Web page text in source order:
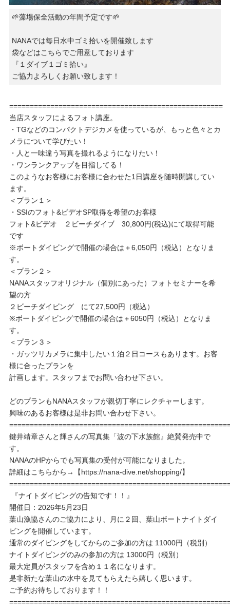
🌱藻場保全活動の年間予定です🌱
NANAでは毎日水中ゴミ拾いを開催致します
袋などはこちらでご用意しております
『１ダイブ１ゴミ拾い』
ご協力よろしくお願い致します！
====================================================
当店スタッフによるフォト講座。
・TGなどのコンパクトデジカメを使っているが、もっと色々とカ
メラについて学びたい！
・人と一味違う写真を撮れるようになりたい！
・ワンランクアップを目指してる！
このようなお客様にお客様に合わせた1日講座を随時開講してい
ます。
＜プラン１＞
・SSIのフォト&ビデオSP取得を希望のお客様
フォト&ビデオ ２ビーチダイブ 30,800円(税込)にて取得可能
です
※ボートダイビングで開催の場合は＋6,050円（税込）となりま
す。
＜プラン２＞
NANAスタッフオリジナル（個別にあった）フォトセミナーを希
望の方
２ビーチダイビング にて27,500円（税込）
※ボートダイビングで開催の場合は＋6050円（税込）となりま
す。
＜プラン３＞
・ガッツリカメラに集中したい１泊２日コースもあります。お客
様に合ったプランを
計画します。スタッフまでお問い合わせ下さい。
どのプランもNANAスタッフが親切丁寧にレクチャーします。
興味のあるお客様は是非お問い合わせ下さい。
鍵井靖章さんと輝さんの写真集「波の下水族館』絶賛発売中で
す。
NANAのHPからでも写真集の受付が可能になりました。
詳細はこちらから→【https://nana-dive.net/shopping/】
『ナイトダイビングの告知です！！』
開催日：2026年5月23日
葉山漁協さんのご協力により、月に２回、葉山ボートナイトダイ
ビングを開催しています。
通常のダイビングをしてからのご参加の方は 11000円（税別）
ナイトダイビングのみの参加の方は 13000円（税別）
最大定員がスタッフを含め１１名になります。
是非新たな葉山の水中を見てもらえたら嬉しく思います。
ご予約お待ちしております！！